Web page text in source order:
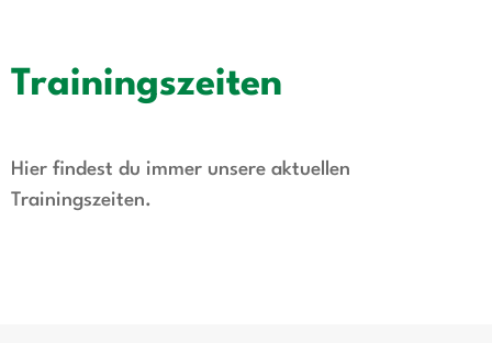
Trainingszeiten
Hier findest du immer unsere aktuellen
Trainingszeiten.